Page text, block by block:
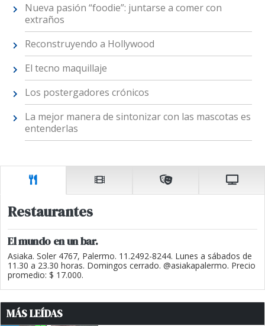
Nueva pasión “foodie”: juntarse a comer con
extraños
Reconstruyendo a Hollywood
El tecno maquillaje
Los postergadores crónicos
La mejor manera de sintonizar con las mascotas es
entenderlas
Restaurantes
El mundo en un bar.
Asiaka. Soler 4767, Palermo. 11.2492-8244. Lunes a sábados de
11.30 a 23.30 horas. Domingos cerrado. @asiakapalermo. Precio
promedio: $ 17.000.
MÁS LEÍDAS